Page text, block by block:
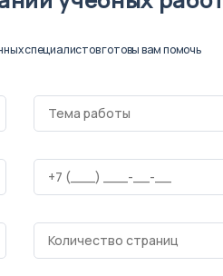
специалистов готовы вам помочь